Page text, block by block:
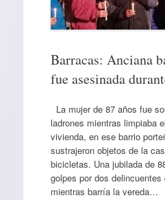
Barracas: Anciana
fue asesinada
La mujer de 87 años fue
ladrones mientras limpiaba
vivienda, en ese barrio
sustrajeron objetos de la
bicicletas. Una jubilada de
golpes por dos delincuentes
mientras barría la vereda…